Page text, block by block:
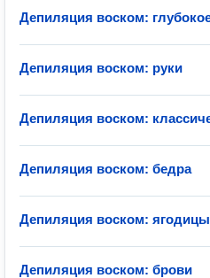
Депиляция воском:
Депиляция воском: руки
Депиляция воском:
Депиляция воском: бедра
Депиляция воском: ягодицы
Депиляция воском: брови